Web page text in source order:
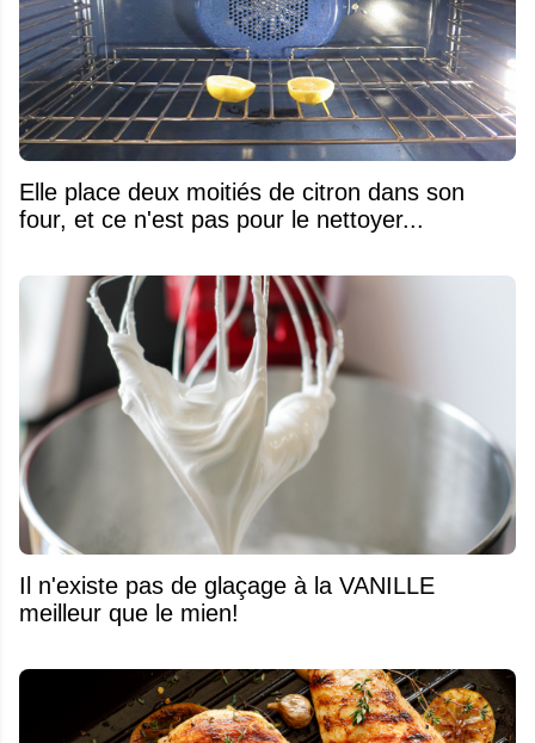
Elle place deux moitiés de citron dans son
four, et ce n'est pas pour le nettoyer...
Il n'existe pas de glaçage à la VANILLE
meilleur que le mien!